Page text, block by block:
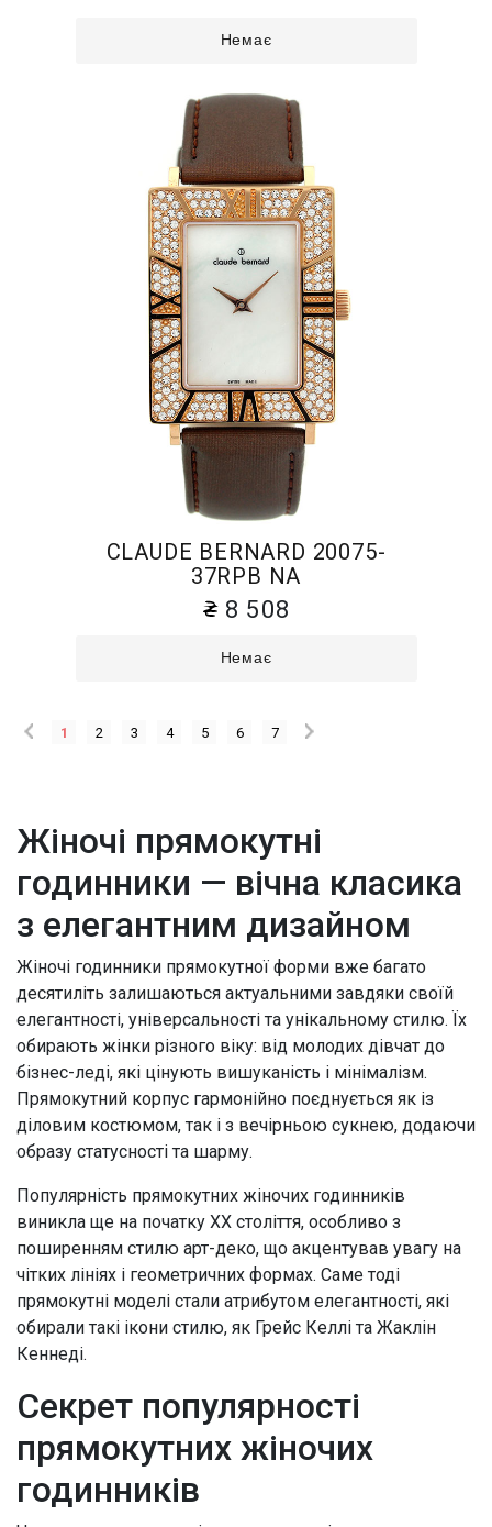
Немає
CLAUDE BERNARD 20075-
37RPB NA
8 508
Немає
1 2 3 4 5 6 7
Жіночі прямокутні
годинники — вічна класика
з елегантним дизайном
Жіночі годинники прямокутної форми вже багато
десятиліть залишаються актуальними завдяки своїй
елегантності, універсальності та унікальному стилю. Їх
обирають жінки різного віку: від молодих дівчат до
бізнес-леді, які цінують вишуканість і мінімалізм.
Прямокутний корпус гармонійно поєднується як із
діловим костюмом, так і з вечірньою сукнею, додаючи
образу статусності та шарму.
Популярність прямокутних жіночих годинників
виникла ще на початку XX століття, особливо з
поширенням стилю арт-деко, що акцентував увагу на
чітких лініях і геометричних формах. Саме тоді
прямокутні моделі стали атрибутом елегантності, які
обирали такі ікони стилю, як Грейс Келлі та Жаклін
Кеннеді.
Секрет популярності
прямокутних жіночих
годинників